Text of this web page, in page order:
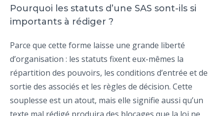
Pourquoi les statuts d’une SAS sont-ils si
importants à rédiger ?
Parce que cette forme laisse une grande liberté
d’organisation : les statuts fixent eux-mêmes la
répartition des pouvoirs, les conditions d’entrée et de
sortie des associés et les règles de décision. Cette
souplesse est un atout, mais elle signifie aussi qu’un